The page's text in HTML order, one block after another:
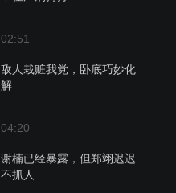
02:51
敌人栽赃我党，卧底巧妙化
解
04:20
谢楠已经暴露，但郑翊迟迟
不抓人